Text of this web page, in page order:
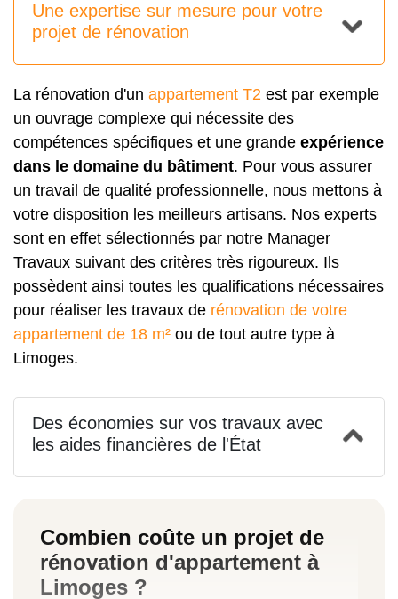
Une expertise sur mesure pour votre
projet de rénovation
La rénovation d'un appartement T2 est par exemple
un ouvrage complexe qui nécessite des
compétences spécifiques et une grande expérience
dans le domaine du bâtiment. Pour vous assurer
un travail de qualité professionnelle, nous mettons à
votre disposition les meilleurs artisans. Nos experts
sont en effet sélectionnés par notre Manager
Travaux suivant des critères très rigoureux. Ils
possèdent ainsi toutes les qualifications nécessaires
pour réaliser les travaux de rénovation de votre
appartement de 18 m² ou de tout autre type à
Limoges.
Des économies sur vos travaux avec
les aides financières de l'État
Combien coûte un projet de
rénovation d'appartement à
Limoges ?